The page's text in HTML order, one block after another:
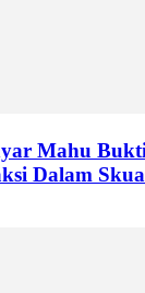
Mahu
Dalam